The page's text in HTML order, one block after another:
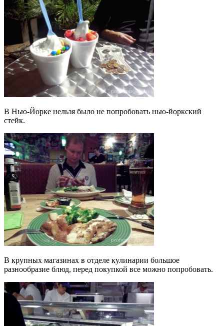
В Нью-Йорке нельзя было не попробовать нью-йоркский
стейк.
В крупных магазинах в отделе кулинарии большое
разнообразие блюд, перед покупкой все можно попробовать.